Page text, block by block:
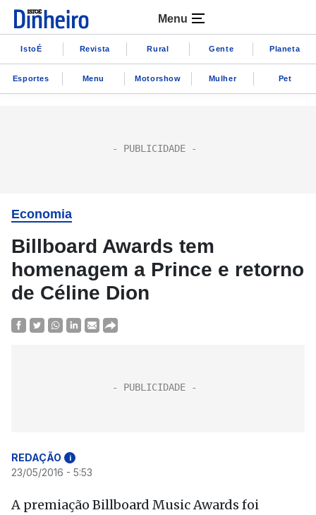
Menu
IstoÉ Revista Rural Gente Planeta
Esportes Menu Motorshow Mulher Pet
Economia
Billboard Awards tem
homenagem a Prince e retorno
de Céline Dion
REDAÇÃO i
23/05/2016 - 5:53
A premiação Billboard Music Awards foi